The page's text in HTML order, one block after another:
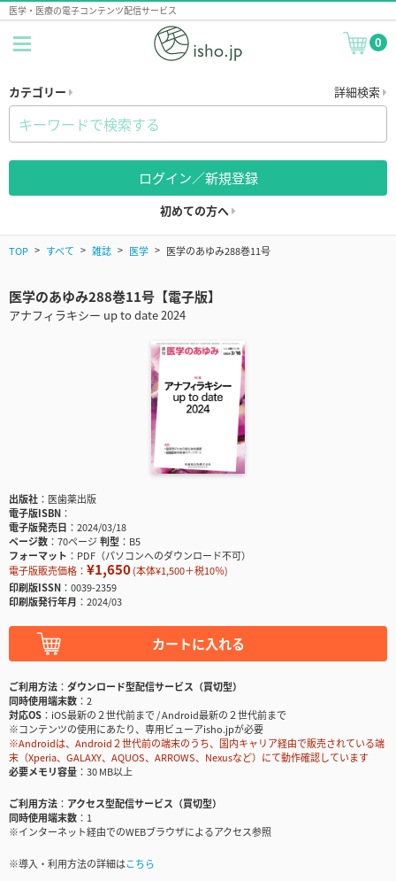
医学・医療の電子コンテンツ配信サービス
0
カテゴリー 詳細検索
ログイン／新規登録
初めての方へ
TOP すべて 雑誌 医学 医学のあゆみ288巻11号
医学のあゆみ288巻11号【電子版】
アナフィラキシー up to date 2024
出版社
医歯薬出版
電子版ISBN
電子版発売日
2024/03/18
ページ数
70ページ判型
B5
フォーマット
PDF（パソコンへのダウンロード不可）
電子版販売価格： ¥1,650(本体¥1,500＋税10％)
印刷版ISSN
0039-2359
印刷版発行年月
2024/03
カートに入れる
ご利用方法
ダウンロード型配信サービス（買切型）
同時使用端末数
2
対応OS
iOS最新の２世代前まで / Android最新の２世代前まで
※コンテンツの使用にあたり、専用ビューアisho.jpが必要
※Androidは、Android２世代前の端末のうち、国内キャリア経由で販売されている端
末（Xperia、GALAXY、AQUOS、ARROWS、Nexusなど）にて動作確認しています
必要メモリ容量
30 MB以上
ご利用方法
アクセス型配信サービス（買切型）
同時使用端末数
1
※インターネット経由でのWEBブラウザによるアクセス参照
※導入・利用方法の詳細はこちら